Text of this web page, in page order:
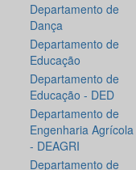
Departamento de
Dança
Departamento de
Educação
Departamento de
Educação - DED
Departamento de
Engenharia Agrícola
- DEAGRI
Departamento de